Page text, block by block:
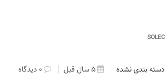
دسته بندی نشده 5 سال قبل 0 دیدگاه